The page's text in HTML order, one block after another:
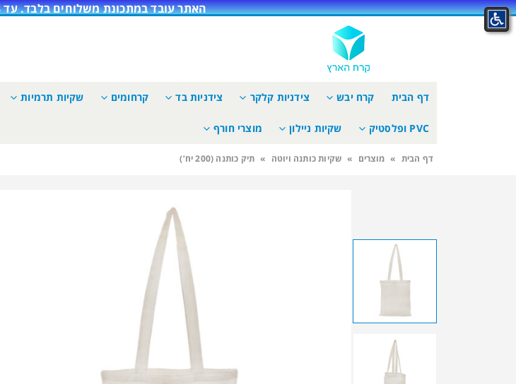
האתר עובד במתכונת משלוחים בלבד. עד 3 ימי עסקים אצלך בדלת!
דף הבית קרח יבש צידניות קלקר צידניות בד קרחומים שקיות תרמיות
PVC ופלסטיק שקיות ניילון מוצרי חורף
דף הבית » מוצרים » שקיות כותנה ויוטה » תיק כותנה (200 יח’)